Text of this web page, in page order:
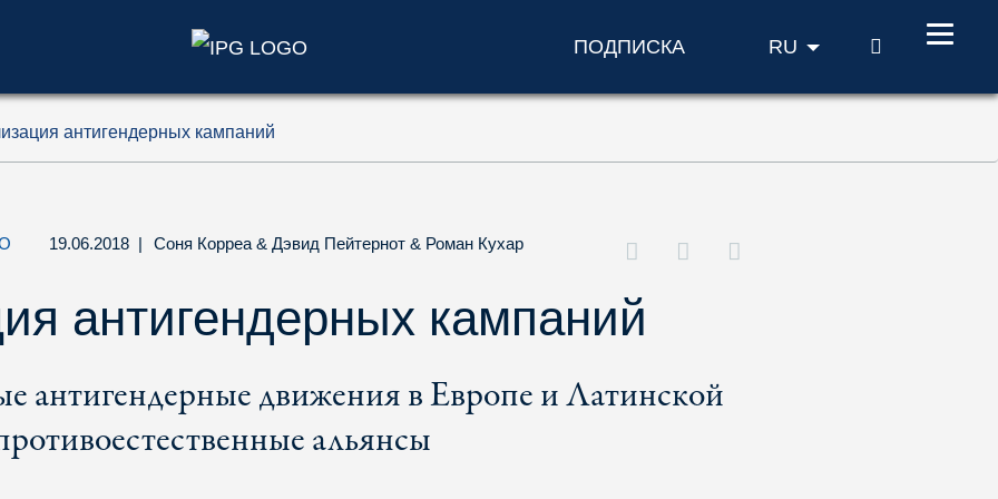
ПОДПИСКА RU ПОИСК
антигендерных кампаний
19.06.2018 | Соня Корреа & Дэвид Пейтернот & Роман Кухар
антигендерных кампаний
антигендерные движения в Европе и Латинской
альянсы